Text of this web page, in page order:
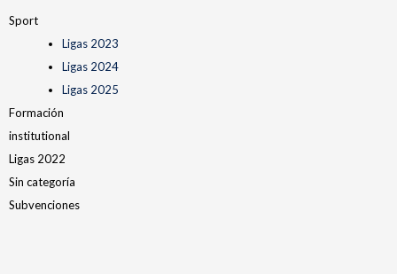
Sport
Ligas 2023
Ligas 2024
Ligas 2025
Formación
institutional
Ligas 2022
Sin categoría
Subvenciones